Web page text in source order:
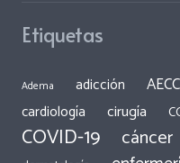
Etiquetas
Adema adicción
cardiología cirugía
COVID-19 cáncer